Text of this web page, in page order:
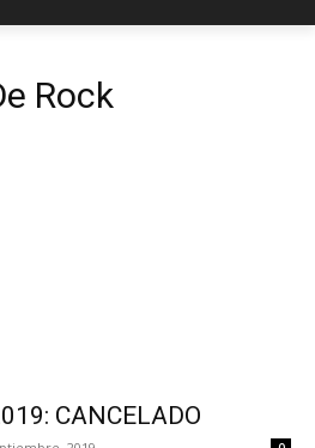
Rock
CANCELADO